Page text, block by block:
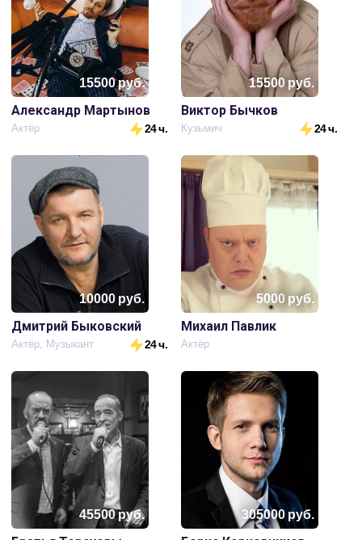
15500руб.
Александр Мартынов
Актёр 24 ч.
15500руб.
Виктор Бычков
Кузьмич 24 ч.
10000руб.
Дмитрий Быковский
Актёр, Музыкант 24 ч.
5000 руб.
Михаил Павлик
Актёр
45500руб. 305000руб.